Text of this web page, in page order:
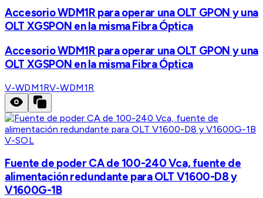
Accesorio WDM1R para operar una OLT GPON y una
OLT XGSPON en la misma Fibra Óptica
Accesorio WDM1R para operar una OLT GPON y una
OLT XGSPON en la misma Fibra Óptica
V-WDM1RV-WDM1R
V-SOL
Fuente de poder CA de 100-240 Vca, fuente de
alimentación redundante para OLT V1600-D8 y
V1600G-1B